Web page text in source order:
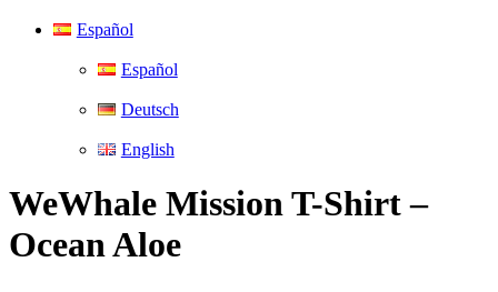
Español
Español
Deutsch
English
WeWhale Mission T-Shirt –
Ocean Aloe